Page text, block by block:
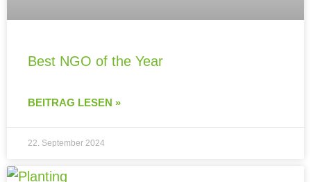
Best NGO of the Year
BEITRAG LESEN »
22. September 2024